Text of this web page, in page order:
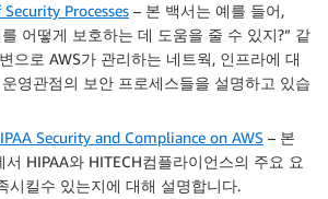
Processes – 본 백서는 예를 들어,
어떻게 보호하는 데 도움을 줄 수 있지?” 같
으로 AWS가 관리하는 네트웍, 인프라에 대
영관점의 보안 프로세스들을 설명하고 있습
Security and Compliance on AWS – 본
서 HIPAA와 HITECH컴플라이언스의 주요 요
시킬수 있는지에 대해 설명합니다.